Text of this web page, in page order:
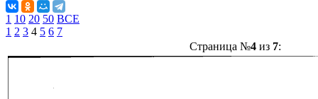
1 10 20 50 ВСЕ
1 2 3 4 5 6 7
Страница №4из 7: